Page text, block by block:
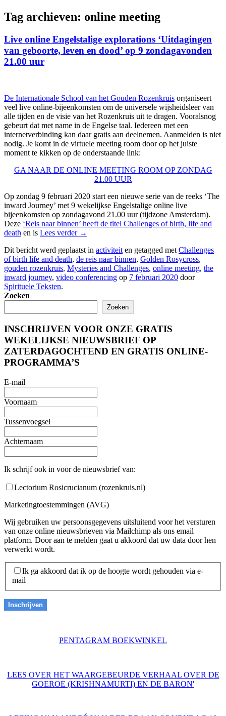
Tag archieven: online meeting
Live online Engelstalige explorations ‘Uitdagingen
van geboorte, leven en dood’ op 9 zondagavonden
21.00 uur
De Internationale School van het Gouden Rozenkruis organiseert
veel live online-bijeenkomsten om de universele wijsheidsleer van
alle tijden en de visie van het Rozenkruis uit te dragen. Vooralsnog
gebeurt dat met name in de Engelse taal. Iedereen met een
internetverbinding kan daar gratis aan deelnemen. Aanmelden is niet
nodig. Je komt in de virtuele meeting room door op het juiste
moment te kikken op de onderstaande link:
GA NAAR DE ONLINE MEETING ROOM OP ZONDAG
21.00 UUR
Op zondag 9 februari 2020 start een nieuwe serie van de reeks ‘The
inward Journey’ met 9 wekelijkse Engelstalige online live
bijeenkomsten op zondagavond 21.00 uur (tijdzone Amsterdam).
Deze ‘Reis naar binnen’ heeft de titel Challenges of birth, life and
death en is Lees verder →
Dit bericht werd geplaatst in activiteit en getagged met Challenges
of birth life and death, de reis naar binnen, Golden Rosycross,
gouden rozenkruis, Mysteries and Challenges, online meeting, the
inward journey, video conferencing op 7 februari 2020 door
Spirituele Teksten.
Zoeken
Zoeken
INSCHRIJVEN VOOR ONZE GRATIS
WEKELIJKSE NIEUWSBRIEF OP
ZATERDAGOCHTEND EN GRATIS ONLINE-
PROGRAMMA’S
E-mail
Voornaam
Tussenvoegsel
Achternaam
Ik schrijf ook in voor de nieuwsbrief van:
Lectorium Rosicrucianum (rozenkruis.nl)
Marketingtoestemmingen (AVG)
Wij gebruiken uw persoonsgegevens uitsluitend voor het versturen
van onze online nieuwsbrieven via Mailchimp als ons email
platform. Door aan te melden gaat u akkoord dat uw data door hen
verwerkt wordt.
Ik ga akkoord dat ik op de hoogte wordt gehouden via e-
mail
PENTAGRAM BOEKWINKEL
LEES OVER HET WAARGEBEURDE VERHAAL OVER DE
GOEROE (KRISHNAMURTI) EN DE BARON'